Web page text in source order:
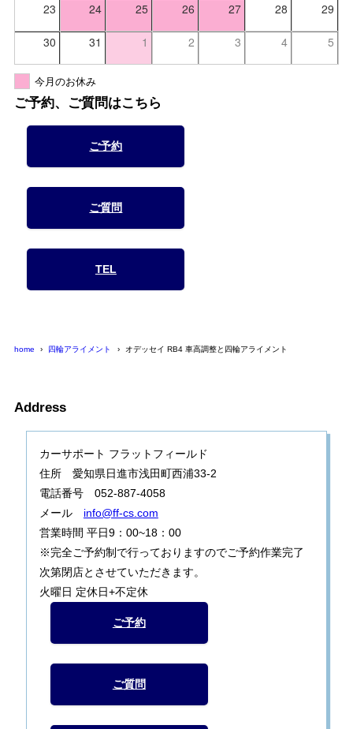
23 24 25 26 27 28 29
30 31 1 2 3 4 5
今月のお休み
ご予約、ご質問はこちら
ご予約
ご質問
TEL
home 四輪アライメント オデッセイ RB4 車高調整と四輪アライメント
Address
カーサポート フラットフィールド
住所 愛知県日進市浅田町西浦33-2
電話番号 052-887-4058
メール info@ff-cs.com
営業時間 平日9：00~18：00
※完全ご予約制で行っておりますのでご予約作業完了
次第閉店とさせていただきます。
火曜日 定休日+不定休
ご予約
ご質問